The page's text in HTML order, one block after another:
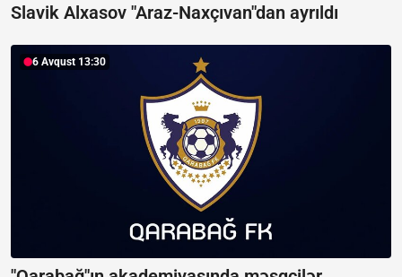
Slavik Alxasov "Araz-Naxçıvan"dan ayrıldı
6 Avqust 13:30